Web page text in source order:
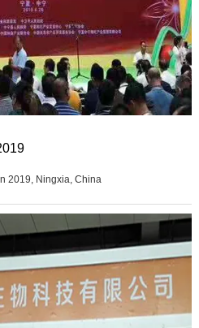
2019, Ningxia, China